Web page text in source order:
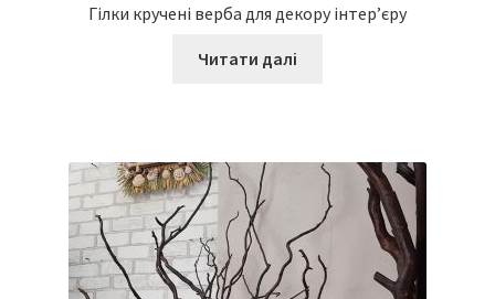
Гілки кручені верба для декору інтер’єру
Читати далі